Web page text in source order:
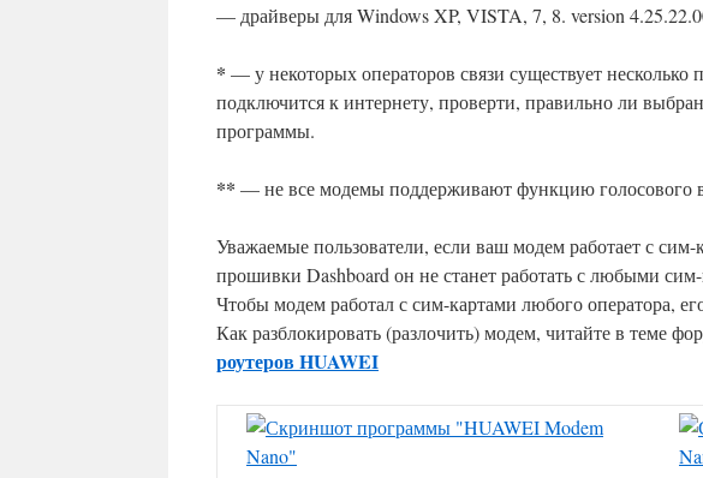
— драйверы для Windows XP, VISTA, 7, 8. version
* — у некоторых операторов связи существует
подключится к интернету, проверти, правильно ли
программы.
** — не все модемы поддерживают функцию голосового
Уважаемые пользователи, если ваш модем работает с сим-
прошивки Dashboard он не станет работать с любыми
Чтобы модем работал с сим-картами любого оператора,
Как разблокировать (разлочить) модем, читайте в теме
роутеров HUAWEI